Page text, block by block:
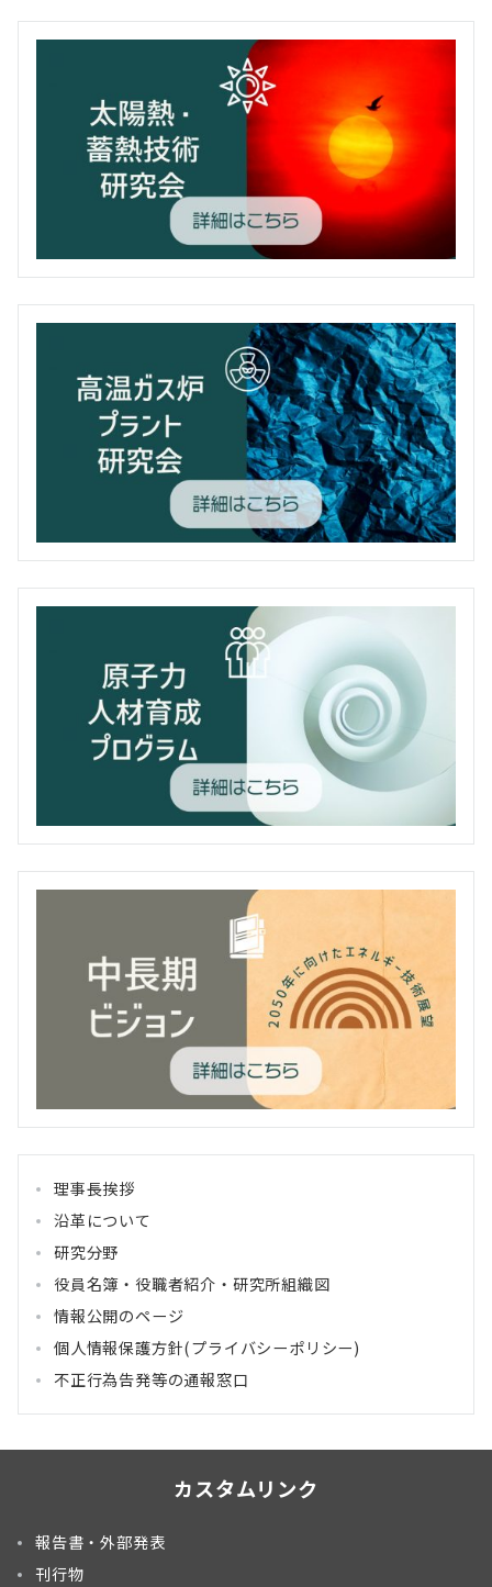
理事長挨拶
沿革について
研究分野
役員名簿・役職者紹介・研究所組織図
情報公開のページ
個人情報保護方針(プライバシーポリシー)
不正行為告発等の通報窓口
カスタムリンク
報告書・外部発表
刊行物